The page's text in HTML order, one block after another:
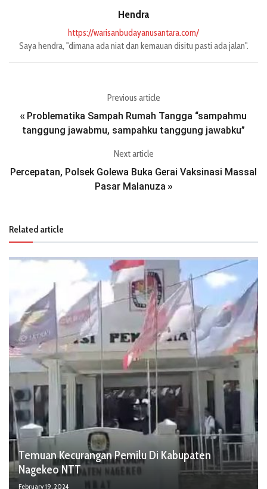
Hendra
https://warisanbudayanusantara.com/
Saya hendra, "dimana ada niat dan kemauan disitu pasti ada jalan".
Previous article
« Problematika Sampah Rumah Tangga “sampahmu
tanggung jawabmu, sampahku tanggung jawabku”
Next article
Percepatan, Polsek Golewa Buka Gerai Vaksinasi Massal
Pasar Malanuza »
Related article
Temuan Kecurangan Pemilu Di Kabupaten
Nagekeo NTT
February 19, 2024